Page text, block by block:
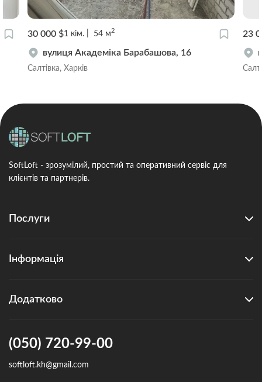
30 000 $1 кім. 54 м2
вулиця Академіка Барабашова, 16
Салтівка, Харків
23
SoftLoft - зрозумілий, простий та оперативний сервіс для
клієнтів та партнерів.
Послуги
Інформація
Додатково
(050) 720-99-00
softloft.kh@gmail.com